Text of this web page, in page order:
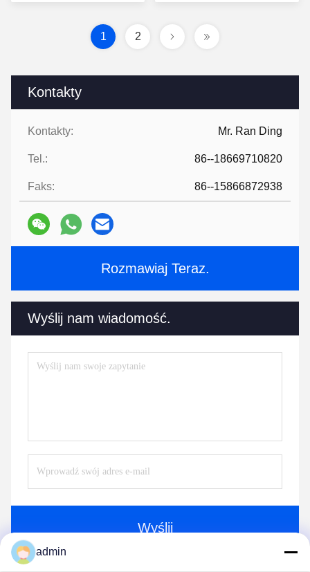
Kontakty
Kontakty: Mr. Ran Ding
Tel.: 86--18669710820
Faks: 86--15866872938
Rozmawiaj Teraz.
Wyślij nam wiadomość.
Wyślij
1 2
admin